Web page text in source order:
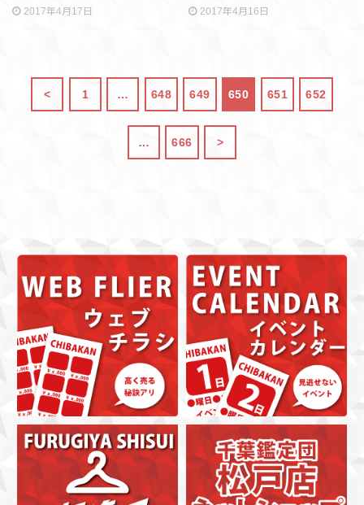
2017年4月17日 2017年4月16日
< 1 … 648 649 650 651 652
… 666 >